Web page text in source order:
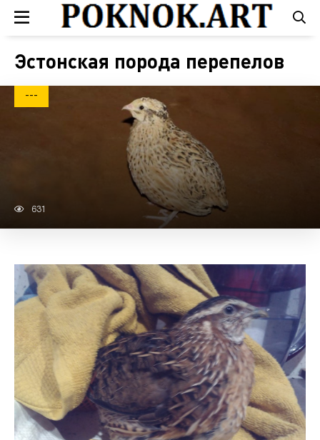
Эстонская порода перепелов
---
631